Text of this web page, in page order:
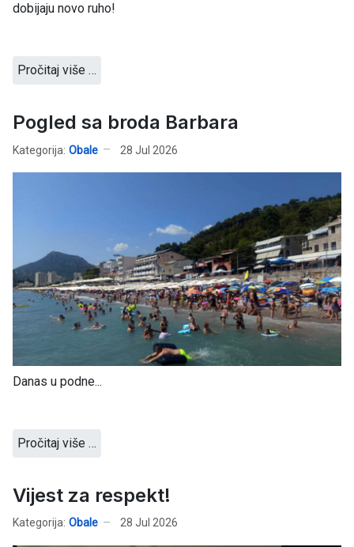
dobijaju novo ruho!
Pročitaj više …
Pogled sa broda Barbara
Kategorija: Obale 28 Jul 2026
Danas u podne...
Pročitaj više …
Vijest za respekt!
Kategorija: Obale 28 Jul 2026